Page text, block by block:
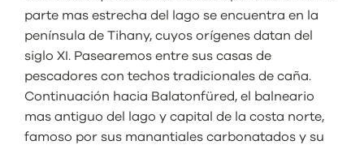
parte mas estrecha del lago se encuentra en la
península de Tihany, cuyos orígenes datan del
siglo XI. Pasearemos entre sus casas de
pescadores con techos tradicionales de caña.
Continuación hacia Balatonfüred, el balneario
mas antiguo del lago y capital de la costa norte,
famoso por sus manantiales carbonatados y su